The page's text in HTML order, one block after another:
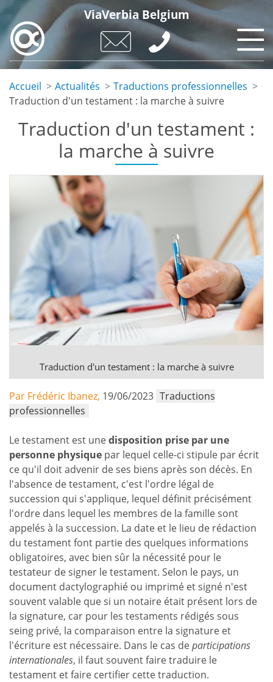
Skip
main
content
ViaVerbia Belgium
Accueil Actualités
Traductions professionnelles
Traduction d'un testament : la marche à suivre
Traduction d'un testament :
la marche à suivre
Traduction d'un testament : la marche à suivre
Par Frédéric Ibanez, 19/06/2023 Traductions
professionnelles
Le testament est unedisposition prise par une
personne physique par lequel celle-ci stipule par écrit
ce qu'il doit advenir de ses biens après son décès. En
l'absence de testament, c'est l'ordre légal de
succession qui s'applique, lequel définit précisément
l'ordre dans lequel les membres de la famille sont
appelés à la succession. La date et le lieu de rédaction
du testament font partie des quelques informations
obligatoires, avec bien sûr la nécessité pour le
testateur de signer le testament. Selon le pays, un
document dactylographié ou imprimé et signé n'est
souvent valable que si un notaire était présent lors de
la signature, car pour les testaments rédigés sous
seing privé, la comparaison entre la signature et
l'écriture est nécessaire. Dans le cas departicipations
internationales, il faut souvent faire traduire le
testament et faire certifier cette traduction.